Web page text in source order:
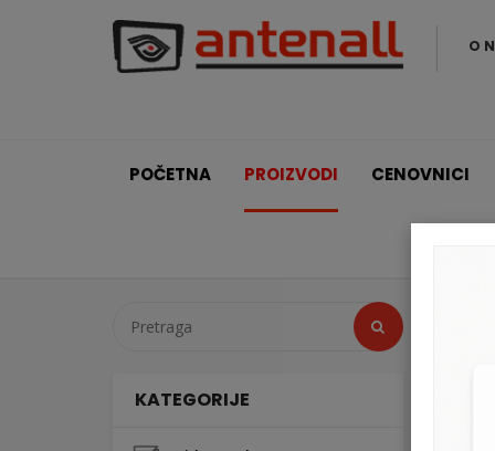
O
POČETNA PROIZVODI CENOVNICI
KATEGORIJE